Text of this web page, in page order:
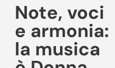
Note, voci
e armonia:
la musica